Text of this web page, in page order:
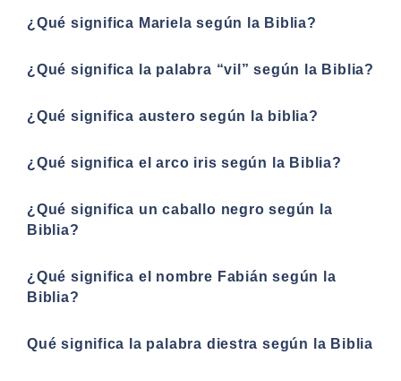
¿Qué significa Mariela según la Biblia?
¿Qué significa la palabra “vil” según la Biblia?
¿Qué significa austero según la biblia?
¿Qué significa el arco iris según la Biblia?
¿Qué significa un caballo negro según la
Biblia?
¿Qué significa el nombre Fabián según la
Biblia?
Qué significa la palabra diestra según la Biblia